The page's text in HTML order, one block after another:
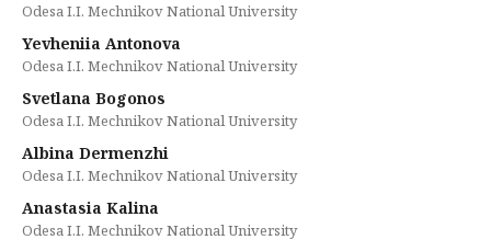
Odesa I.I. Mechnikov National University
Yevheniia Antonova
Odesa I.I. Mechnikov National University
Svetlana Bogonos
Odesa I.I. Mechnikov National University
Albina Dermenzhi
Odesa I.I. Mechnikov National University
Anastasia Kalina
Odesa I.I. Mechnikov National University